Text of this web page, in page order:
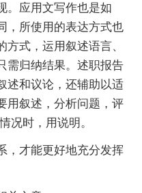
。应用文写作也是如
，所使用的表达方式也
式，运用叙述语言、
需归纳结果。述职报告
述和议论，还辅助以适
用叙述，分析问题，评
况时，用说明。
才能更好地充分发挥